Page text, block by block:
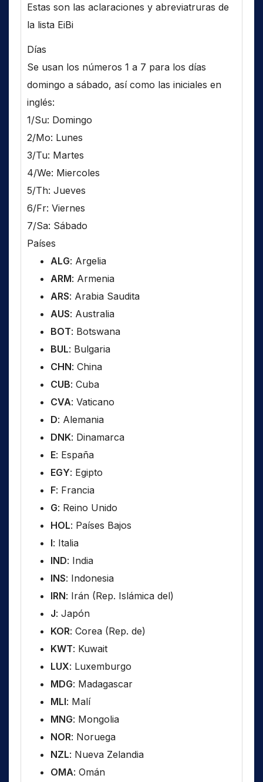
Estas son las aclaraciones y abreviatruras de
la lista EiBi
Días
Se usan los números 1 a 7 para los días
domingo a sábado, así como las iniciales en
inglés:
1/Su: Domingo
2/Mo: Lunes
3/Tu: Martes
4/We: Miercoles
5/Th: Jueves
6/Fr: Viernes
7/Sa: Sábado
Países
ALG: Argelia
ARM: Armenia
ARS: Arabia Saudita
AUS: Australia
BOT: Botswana
BUL: Bulgaria
CHN: China
CUB: Cuba
CVA: Vaticano
D: Alemania
DNK: Dinamarca
E: España
EGY: Egipto
F: Francia
G: Reino Unido
HOL: Países Bajos
I: Italia
IND: India
INS: Indonesia
IRN: Irán (Rep. Islámica del)
J: Japón
KOR: Corea (Rep. de)
KWT: Kuwait
LUX: Luxemburgo
MDG: Madagascar
MLI: Malí
MNG: Mongolia
NOR: Noruega
NZL: Nueva Zelandia
OMA: Omán